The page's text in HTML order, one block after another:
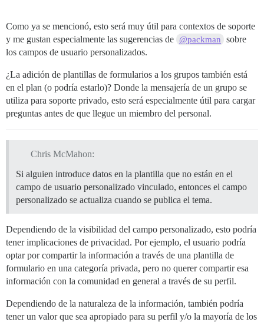
Como ya se mencionó, esto será muy útil para contextos de soporte
y me gustan especialmente las sugerencias de @packman
sobre
los campos de usuario personalizados.
¿La adición de plantillas de formularios a los grupos también está
en el plan (o podría estarlo)? Donde la mensajería de un grupo se
utiliza para soporte privado, esto será especialmente útil para cargar
preguntas antes de que llegue un miembro del personal.
Chris McMahon:
Si alguien introduce datos en la plantilla que no están en el
campo de usuario personalizado vinculado, entonces el campo
personalizado se actualiza cuando se publica el tema.
Dependiendo de la visibilidad del campo personalizado, esto podría
tener implicaciones de privacidad. Por ejemplo, el usuario podría
optar por compartir la información a través de una plantilla de
formulario en una categoría privada, pero no querer compartir esa
información con la comunidad en general a través de su perfil.
Dependiendo de la naturaleza de la información, también podría
tener un valor que sea apropiado para su perfil y/o la mayoría de los